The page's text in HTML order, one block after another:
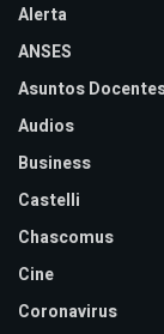
Alerta
ANSES
Asuntos
Audios
Business
Castelli
Chascomus
Cine
Coronavirus